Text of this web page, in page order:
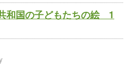
和国の子どもたちの絵 1